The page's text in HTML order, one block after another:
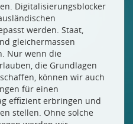
Digitalisierungsblocker
werden. Staat,
gleichermassen
Nur wenn die
die Grundlagen
können wir auch
für einen
effizient erbringen und
stellen. Ohne solche